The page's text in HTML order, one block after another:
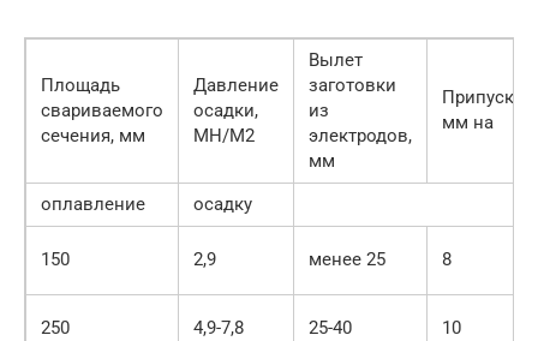
Площадь
свариваемого
сечения, мм
Давление
осадки,
МН/М2
Вылет
заготовки
из
электродов,
мм
Припуск,
мм на
оплавление осадку
150 2,9 менее 25 8
250 4,9-7,8 25-40 10